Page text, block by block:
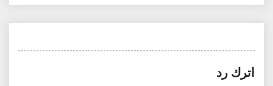
اترك رد